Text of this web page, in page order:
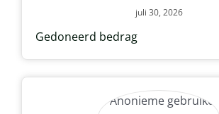
juli 30, 2026
Gedoneerd bedrag